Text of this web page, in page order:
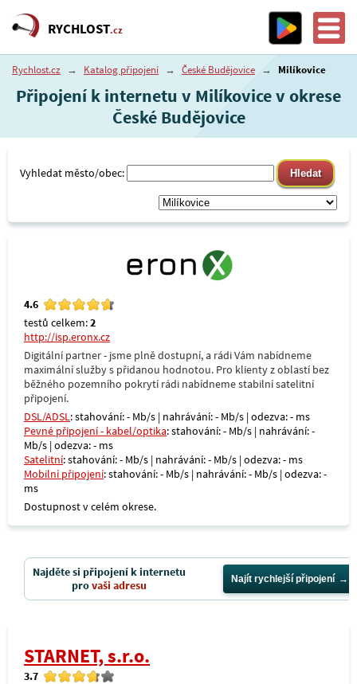
RYCHLOST.cz
Rychlost.cz → Katalog připojení → České Budějovice → Milíkovice
Připojení k internetu v Milíkovice v okrese
České Budějovice
Vyhledat město/obec:
4.6
testů celkem:2
http://isp.eronx.cz
Digitální partner - jsme plně dostupní, a rádi Vám nabídneme
maximální služby s přidanou hodnotou. Pro klienty z oblastí bez
běžného pozemního pokrytí rádi nabídneme stabilní satelitní
připojení.
DSL/ADSL: stahování: - Mb/s | nahrávání: - Mb/s | odezva: - ms
Pevné připojení - kabel/optika: stahování: - Mb/s | nahrávání: -
Mb/s | odezva: - ms
Satelitní: stahování: - Mb/s | nahrávání: - Mb/s | odezva: - ms
Mobilní připojení: stahování: - Mb/s | nahrávání: - Mb/s | odezva: -
ms
Dostupnost v celém okrese.
Najděte si připojení k internetu
provaši adresu Najít rychlejší připojení
STARNET, s.r.o.
3.7